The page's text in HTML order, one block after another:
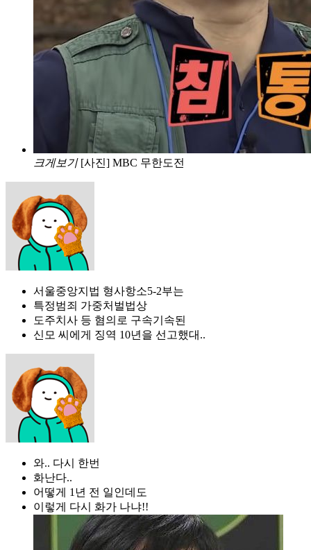
크게보기 [사진] MBC 무한도전
서울중앙지법 형사항소5-2부는
특정범죄 가중처벌법상
도주치사 등 혐의로 구속기속된
신모 씨에게 징역 10년을 선고했대..
와.. 다시 한번
화난다..
어떻게 1년 전 일인데도
이렇게 다시 화가 나냐!!